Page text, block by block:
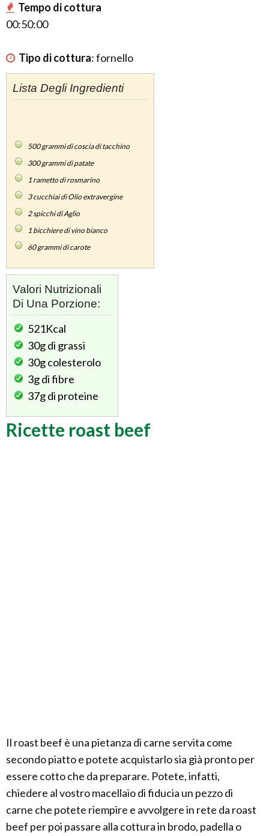
Tempo di cottura
00:50:00
Tipo di cottura:fornello
Lista Degli Ingredienti
500grammi di coscia di tacchino
300grammi di patate
1 rametto di rosmarino
3cucchiai di Olio extravergine
2spicchi di Aglio
1 bicchiere di vino bianco
60grammi di carote
Valori Nutrizionali
Di Una Porzione:
521Kcal
30gdi grassi
30gcolesterolo
3gdi fibre
37gdi proteine
Ricette roast beef
Il roast beef è una pietanza di carne servita come
secondo piatto e potete acquistarlo sia già pronto per
essere cotto che da preparare. Potete, infatti,
chiedere al vostro macellaio di fiducia un pezzo di
carne che potete riempire e avvolgere in rete da roast
beef per poi passare alla cottura in brodo, padella o